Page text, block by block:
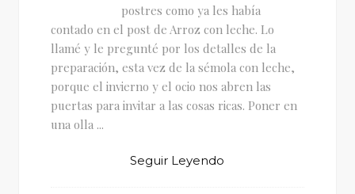
postres como ya les había
contado en el post de Arroz con leche. Lo
llamé y le pregunté por los detalles de la
preparación, esta vez de la sémola con leche,
porque el invierno y el ocio nos abren las
puertas para invitar a las cosas ricas. Poner en
una olla ...
Seguir Leyendo